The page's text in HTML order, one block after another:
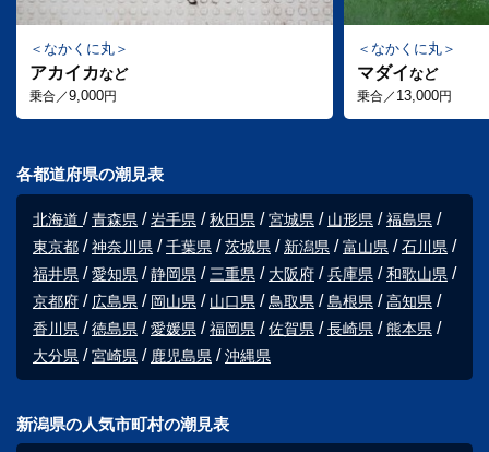
なかくに丸
アカイカなど
乗合／9,000円
なかくに丸
マダイなど
乗合／ 13,000円
各都道府県の潮見表
北海道 青森県 岩手県 秋田県 宮城県 山形県
福島県
東京都
神奈川県 千葉県 茨城県 新潟県 富山県
石川県
福井県
愛知県 静岡県 三重県 大阪府 兵庫県
和歌山県
京都府
広島県 岡山県 山口県 鳥取県 島根県
高知県
香川県
徳島県 愛媛県 福岡県 佐賀県 長崎県
熊本県
大分県
宮崎県 鹿児島県 沖縄県
新潟県の人気市町村の潮見表